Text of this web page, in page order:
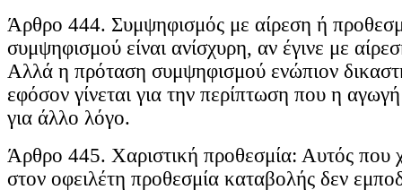
Άρθρο 444. Συμψηφισμός με αίρεση ή
συμψηφισμού είναι ανίσχυρη, αν έγινε με
Αλλά η πρόταση συμψηφισμού ενώπιον
εφόσον γίνεται για την περίπτωση που η
για άλλο λόγο.
Άρθρο 445. Χαριστική προθεσμία: Αυτός που
στον οφειλέτη προθεσμία καταβολής δεν